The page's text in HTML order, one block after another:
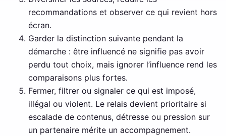
recommandations et observer ce qui revient hors
écran.
Garder la distinction suivante pendant la
démarche : être influencé ne signifie pas avoir
perdu tout choix, mais ignorer l’influence rend les
comparaisons plus fortes.
Fermer, filtrer ou signaler ce qui est imposé,
illégal ou violent. Le relais devient prioritaire si
escalade de contenus, détresse ou pression sur
un partenaire mérite un accompagnement.